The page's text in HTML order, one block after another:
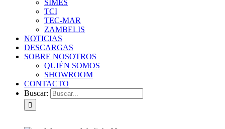
SIMES
TCI
TEC-MAR
ZAMBELIS
NOTICIAS
DESCARGAS
SOBRE NOSOTROS
QUIÉN SOMOS
SHOWROOM
CONTACTO
Buscar: